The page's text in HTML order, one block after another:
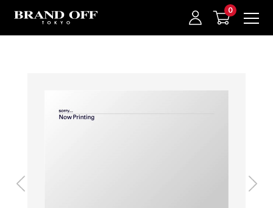
中古名牌業界No.1的BRAND OFF。BRAND OFF官網購物/h1>
登入/註冊